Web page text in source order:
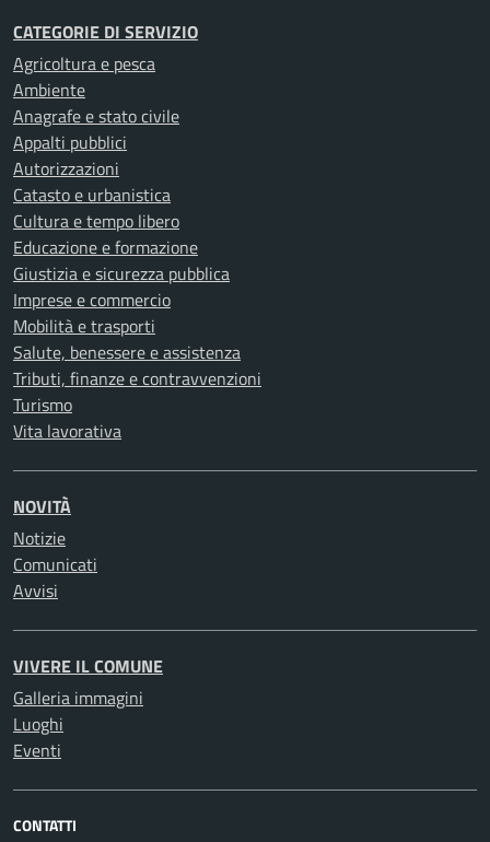
CATEGORIE DI SERVIZIO
Agricoltura e pesca
Ambiente
Anagrafe e stato civile
Appalti pubblici
Autorizzazioni
Catasto e urbanistica
Cultura e tempo libero
Educazione e formazione
Giustizia e sicurezza pubblica
Imprese e commercio
Mobilità e trasporti
Salute, benessere e assistenza
Tributi, finanze e contravvenzioni
Turismo
Vita lavorativa
NOVITÀ
Notizie
Comunicati
Avvisi
VIVERE IL COMUNE
Galleria immagini
Luoghi
Eventi
CONTATTI